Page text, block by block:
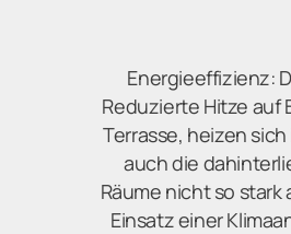
Energieeffizienz:
Reduzierte Hitze auf
Terrasse, heizen
auch die
Räume nicht so stark
Einsatz einer